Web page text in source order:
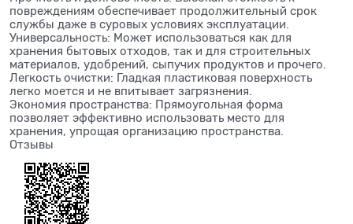
повреждениям обеспечивает продолжительный срок
службы даже в суровых условиях эксплуатации.
Универсальность: Может использоваться как для
хранения бытовых отходов, так и для строительных
материалов, удобрений, сыпучих продуктов и прочего.
Легкость очистки: Гладкая пластиковая поверхность
легко моется и не впитывает загрязнения.
Экономия пространства: Прямоугольная форма
позволяет эффективно использовать место для
хранения, упрощая организацию пространства.
Отзывы